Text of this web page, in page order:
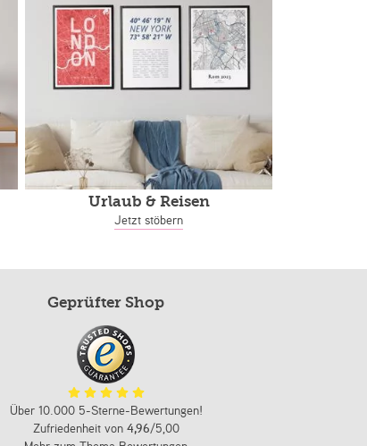
Urlaub & Reisen
Jetzt stöbern
Geprüfter Shop
Über 10.000 5-Sterne-Bewertungen!
Zufriedenheit von 4,96/5,00